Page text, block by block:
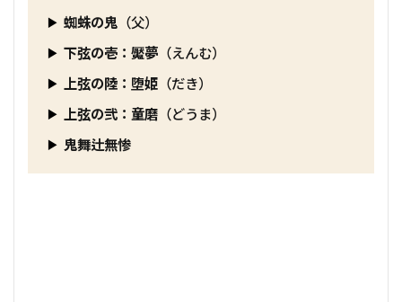
蜘蛛の鬼 （父）
下弦の壱：魘夢 （えんむ）
上弦の陸：堕姫 （だき）
上弦の弐：童磨 （どうま）
鬼舞辻無惨